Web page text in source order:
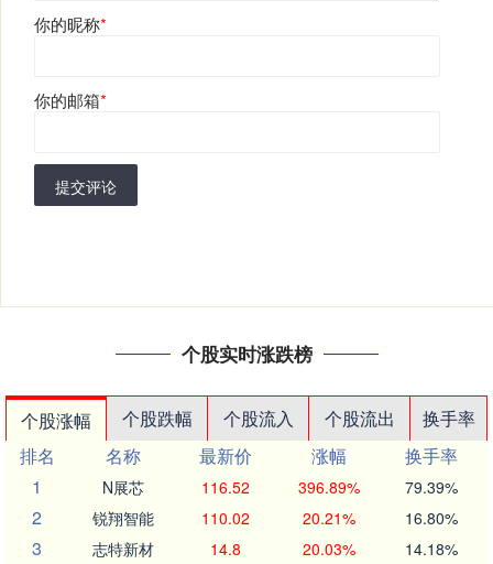
你的昵称*
你的邮箱*
提交评论
个股实时涨跌榜
个股涨幅 个股跌幅 个股流入 个股流出
换手率
排名
名称 最新价 涨幅
换手率
1
N展芯 116.52 396.89% 79.39%
2 锐翔智能 110.02 20.21% 16.80%
3 志特新材 14.8 20.03% 14.18%